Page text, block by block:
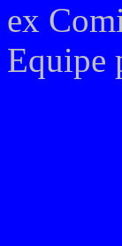
ex
Equipe